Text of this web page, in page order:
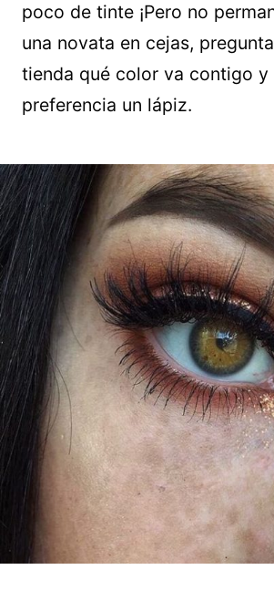
poco de tinte ¡Pero no
una novata en cejas,
tienda qué color va contigo y
preferencia un lápiz.